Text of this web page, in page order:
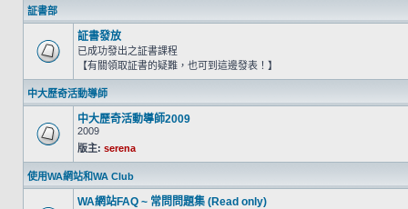
証書部
証書發放
已成功發出之証書課程
【有關領取証書的疑難，也可到這邊發表！】
中大歷奇活動導師
中大歷奇活動導師2009
2009
版主: serena
使用WA網站和WA Club
WA網站FAQ ~ 常問問題集 (Read only)